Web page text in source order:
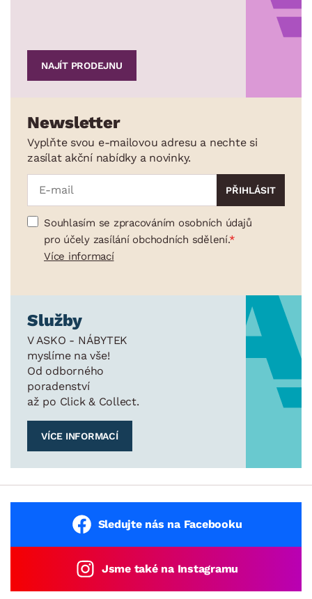
NAJÍT PRODEJNU
Newsletter
Vyplňte svou e-mailovou adresu a nechte si
zasílat akční nabídky a novinky.
Souhlasím se zpracováním osobních údajů
pro účely zasílání obchodních sdělení.
Více informací
Služby
V ASKO - NÁBYTEK
myslíme na vše!
Od odborného
poradenství
až po Click & Collect.
VÍCE INFORMACÍ
Sledujte nás na Facebooku
Jsme také na Instagramu